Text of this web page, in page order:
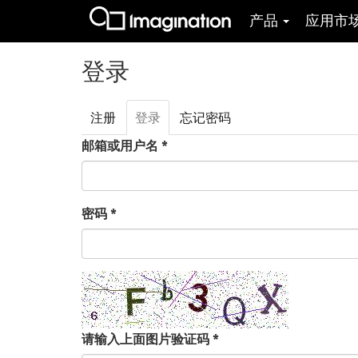
产品 应用市
登录
主标签
注册 登录 （活
动标
忘记密码
邮箱或用户名 *
密码 *
请输入上面图片验证码 *